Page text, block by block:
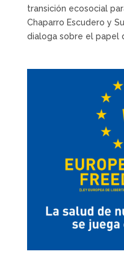
transición ecosocial
Chaparro Escudero y
dialoga sobre el papel